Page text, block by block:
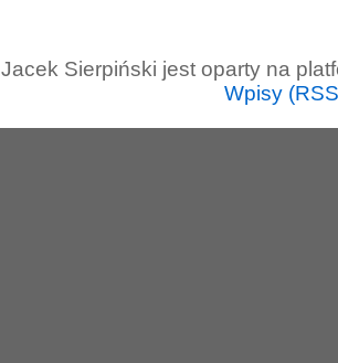
Jacek Sierpiński jest oparty na
Wpisy